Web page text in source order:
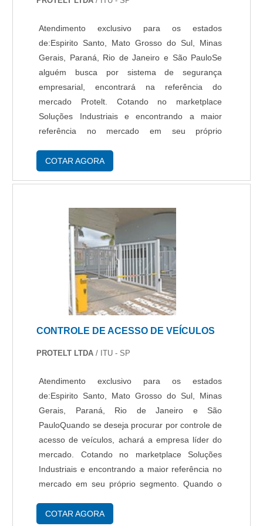
automação também pode ser integrado a
bancos de dados para o registro de entradas e
saídas. Esses sistemas robustos e confiáveis
atendem às necessidades específicas de
segurança e eficiência, sendo indispensáveis
para o setor corporativo.
Atendimento exclusivo para os estados
de:Espirito Santo, Mato Grosso do Sul, Minas
Gerais, Paraná, Rio de Janeiro e São PauloSe
alguém busca por sistema de segurança
empresarial, encontrará na referência do
mercado Protelt. Cotando no marketplace
Soluções Industriais e encontrando a maior
referência no mercado em seu próprio
SISTEMA DE SEGURANÇA
grande expressão de mercado quando o
assunto é câmeras CFTV e fibra óptica,
garantindo a satisfação da venda à entrega final,
com foco total na qualidade.Não obstante,
quando falamos em sistema de segurança
empresarial, sempre deve-se buscar uma
empresa que tenha produtos e serviços com
detalhes que passam despercebidos e podem
gerar prejuízo futuros para os clientes.Existem
conhecimento e autoridade em sua área de
atuação. Por que a Protelt é líder quando o
assunto for sistemas de segurança empresarial:
Especialistas na área de atuação; Profissionais
intensamente qualificados; Técnicos e
consultores capacitados regularmente; Escritório
de alta qualidade onde são realizadas as
atividades; Tecnologia de ponta; Equipamentos
SEGMENTOApenas na Protelt existe variedade
COTAR AGORA
CONTROLE DE ACESSO DE VEÍCULOS
PROTELT LTDA / ITU - SP
Atendimento exclusivo para os estados
de:Espirito Santo, Mato Grosso do Sul, Minas
Gerais, Paraná, Rio de Janeiro e São
PauloQuando se deseja procurar por controle de
acesso de veículos, achará a empresa líder do
mercado. Cotando no marketplace Soluções
Industriais e encontrando a maior referência no
mercado em seu próprio segmento. Quando o
Protelt encontrará ótima qualidade com
COTAR AGORA